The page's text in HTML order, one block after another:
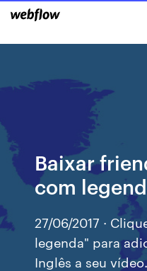
Baixar
com
27/06/2017 ·
legenda" para
Inglês a seu